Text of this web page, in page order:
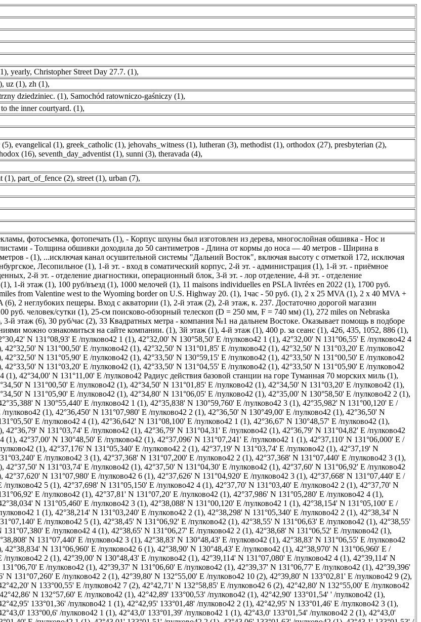
, yearly, Christopher Street Day 27.7. (1),
, uz (1), zh (1),
dziedziniec. (1), Samochód ratowniczo-gaśniczy (1),
the inner courtyard. (1),
(5), evangelical (1), greek_catholic (1), jehovahs_witness (1), lutheran (3), methodist (1), orthodox (27), presbyterian (2),
(16), seventh_day_adventist (1), sunni (3), theravada (4),
(1), part_of_fence (2), street (1), urban (7),
фотосъемка, фотопечать (1), - Корпус шхуны был изготовлен из дерева, многослойная обшивка - Нос и
- Толщина обшивки доходила до 50 сантиметров - Длина от кормы до носа — 40 метров - Ширина в
- (1), ...исключая канал осушительной системы "Дальний Восток", включая высоту с отметкой 172, исключая
Лесопильное (1), 1-й эт. - вход в соматический корпус, 2-й эт. - администрация (1), 1-й эт. - приёмное
2-й эт. - отделение диагностики, операционный блок, 3-й эт. - лор отделение, 4-й эт. - отделение
, 1-й этаж (1), 100 руб/въезд (1), 1000 мелочей (1), 11 maisons individuelles en PSLA livrées en 2022 (1), 1700 руб.
from Valentine west to the Wyoming border on U.S. Highway 20. (1), 1час - 50 руб. (1), 2 x 25 MVA (1), 2 x 40 MVA +
(6), 2 неглубоких пещеры. Вход с акватории (1), 2-й этаж (2), 2-й этаж, к. 237. Достаточно дорогой магазин
руб. человек/сутки (1), 25-см поисково-обзорный телескоп (D = 250 мм, F = 740 мм) (1), 272 miles on Nebraska
, 3-й этаж (6), 30 руб/час (2), 33 Квадратных метра - компания №1 на дальнем Востоке. Оказывает помощь в подборе
можно ознакомиться на сайте компании. (1), 3й этаж (1), 4-й этаж (1), 400 р. за сеанс (1), 426, 435, 1052, 886 (1),
N 131°08,93' E /пулково42 1 (1), 42°32,00' N 130°58,50' E /пулково42 1 (1), 42°32,00' N 131°06,55' E /пулково42 4
, 42°32,50' N 131°00,50' E /пулково42 (1), 42°32,50' N 131°01,85' E /пулково42 (1), 42°32,50' N 131°03,20' E /пулково42
, 42°32,50' N 131°05,90' E /пулково42 (1), 42°33,50' N 130°59,15' E /пулково42 (1), 42°33,50' N 131°00,50' E /пулково42
, 42°33,50' N 131°03,20' E /пулково42 (1), 42°33,50' N 131°04,55' E /пулково42 (1), 42°33,50' N 131°05,90' E /пулково42
(1), 42°34,00' N 131°11,00' E /пулково42 Радиус действия базовой станции на горе Туманная 70 морских миль (1),
N 131°00,50' E /пулково42 (1), 42°34,50' N 131°01,85' E /пулково42 (1), 42°34,50' N 131°03,20' E /пулково42 (1),
N 131°05,90' E /пулково42 (1), 42°34,80' N 131°06,05' E /пулково42 (1), 42°35,00' N 130°58,50' E /пулково42 2 (1),
N 130°55,440' E /пулково42 1 (1), 42°35,838' N 130°59,760' E /пулково42 3 (1), 42°35,982' N 131°00,120' E /
пулково42 (1), 42°36,450' N 131°07,980' E /пулково42 2 (1), 42°36,50' N 130°49,00' E /пулково42 (1), 42°36,50' N
E /пулково42 4 (1), 42°36,642' N 131°08,100' E /пулково42 1 (1), 42°36,67' N 130°48,57' E /пулково42 (1),
, 42°36,79' N 131°03,74' E /пулково42 (1), 42°36,79' N 131°04,31' E /пулково42 (1), 42°36,79' N 131°04,82' E /пулково42
(1), 42°37,00' N 130°48,50' E /пулково42 (1), 42°37,096' N 131°07,241' E /пулково42 1 (1), 42°37,110' N 131°06,000' E /
(1), 42°37,176' N 131°05,340' E /пулково42 2 (1), 42°37,19' N 131°03,74' E /пулково42 (1), 42°37,19' N
E /пулково42 3 (1), 42°37,368' N 131°07,200' E /пулково42 2 (1), 42°37,368' N 131°07,440' E /пулково42 3 (1),
, 42°37,50' N 131°03,74' E /пулково42 (1), 42°37,50' N 131°04,30' E /пулково42 (1), 42°37,60' N 131°06,92' E /пулково42
, 42°37,620' N 131°07,980' E /пулково42 6 (1), 42°37,626' N 131°04,920' E /пулково42 3 (1), 42°37,668' N 131°07,440' E /
/пулково42 5 (1), 42°37,698' N 131°05,150' E /пулково42 4 (1), 42°37,70' N 131°03,40' E /пулково42 2 (1), 42°37,70' N
E /пулково42 (1), 42°37,81' N 131°07,20' E /пулково42 (1), 42°37,986' N 131°05,280' E /пулково42 4 (1),
N 131°05,460' E /пулково42 3 (1), 42°38,088' N 131°00,120' E /пулково42 1 (1), 42°38,154' N 131°05,100' E /
1 (1), 42°38,214' N 131°03,240' E /пулково42 2 (1), 42°38,298' N 131°05,340' E /пулково42 2 (1), 42°38,34' N
E /пулково42 5 (1), 42°38,45' N 131°06,92' E /пулково42 (1), 42°38,55' N 131°06,63' E /пулково42 (1), 42°38,55'
131°07,380' E /пулково42 4 (1), 42°38,65' N 131°06,27' E /пулково42 2 (1), 42°38,68' N 131°06,52' E /пулково42 (1),
N 131°07,440' E /пулково42 3 (1), 42°38,83' N 130°48,43' E /пулково42 (1), 42°38,83' N 131°06,55' E /пулково42
, 42°38,834' N 131°06,960' E /пулково42 6 (1), 42°38,90' N 130°48,43' E /пулково42 (1), 42°38,970' N 131°06,960' E /
/пулково42 2 (1), 42°39,00' N 130°48,43' E /пулково42 (1), 42°39,114' N 131°07,080' E /пулково42 4 (1), 42°39,114' N
E /пулково42 (1), 42°39,37' N 131°06,60' E /пулково42 (1), 42°39,37' N 131°06,77' E /пулково42 (1), 42°39,396'
N 131°07,260' E /пулково42 2 (1), 42°39,80' N 132°55,00' E /пулково42 10 (2), 42°39,80' N 133°02,81' E /пулково42 9 (2),
N 133°00,55' E /пулково42 7 (2), 42°42,71' N 132°58,85' E /пулково42 6 (2), 42°42,80' N 132°55,00' E /пулково42
42°42,86' N 132°57,60' E /пулково42 (1), 42°42,89' 133°00,53' /пулково42 (1), 42°42,90' 133°01,54' ' /пулково42 (1),
133°01,36' /пулково42 1 (1), 42°42,95' 133°01,48' /пулково42 2 (1), 42°42,95' N 133°01,46' E /пулково42 3 (1),
133°00,6' /пулково42 1 (1), 42°43,0' 133°01,39' /пулково42 1 (1), 42°43,0' 133°01,54' /пулково42 2 (1), 42°43,0'